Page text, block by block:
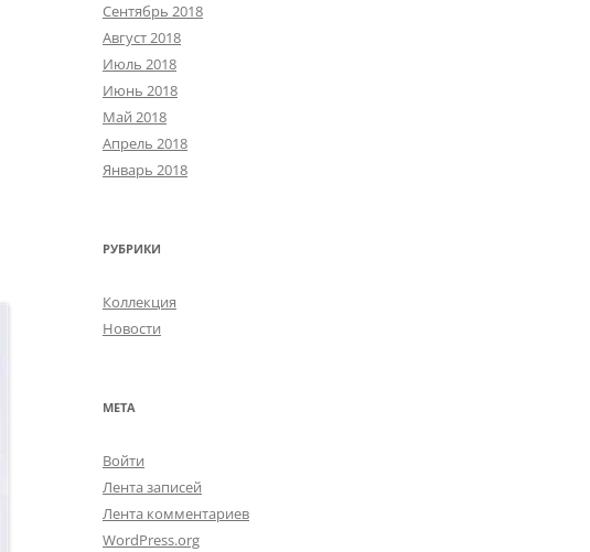
Сентябрь 2018
Август 2018
Июль 2018
Июнь 2018
Май 2018
Апрель 2018
Январь 2018
РУБРИКИ
Коллекция
Новости
МЕТА
Войти
Лента записей
Лента комментариев
WordPress.org